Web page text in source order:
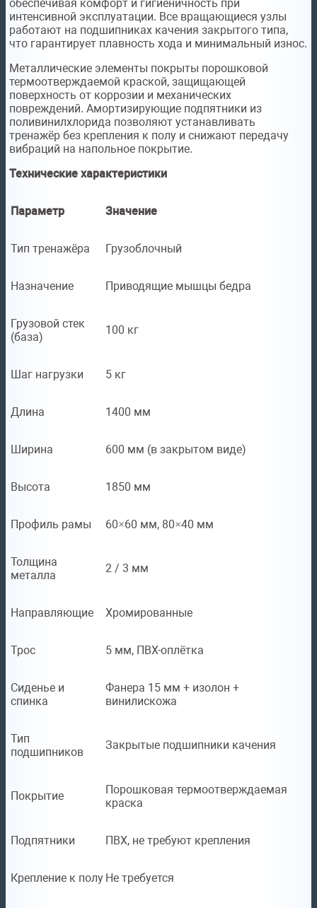
обеспечивая комфорт и гигиеничность при
интенсивной эксплуатации. Все вращающиеся узлы
работают на подшипниках качения закрытого типа,
что гарантирует плавность хода и минимальный износ.
Металлические элементы покрыты порошковой
термоотверждаемой краской, защищающей
поверхность от коррозии и механических
повреждений. Амортизирующие подпятники из
поливинилхлорида позволяют устанавливать
тренажёр без крепления к полу и снижают передачу
вибраций на напольное покрытие.
Технические характеристики
Параметр Значение
Тип тренажёра Грузоблочный
Назначение Приводящие мышцы бедра
Грузовой стек
(база)
100 кг
Шаг нагрузки 5 кг
Длина 1400 мм
Ширина 600 мм (в закрытом виде)
Высота 1850 мм
Профиль рамы 60×60 мм, 80×40 мм
Толщина
металла
2 / 3 мм
Направляющие Хромированные
Трос 5 мм, ПВХ-оплётка
Сиденье и
спинка
Фанера 15 мм + изолон +
винилискожа
Тип
подшипников
Закрытые подшипники качения
Покрытие
Порошковая термоотверждаемая
краска
Подпятники ПВХ, не требуют крепления
Крепление к полу Не требуется